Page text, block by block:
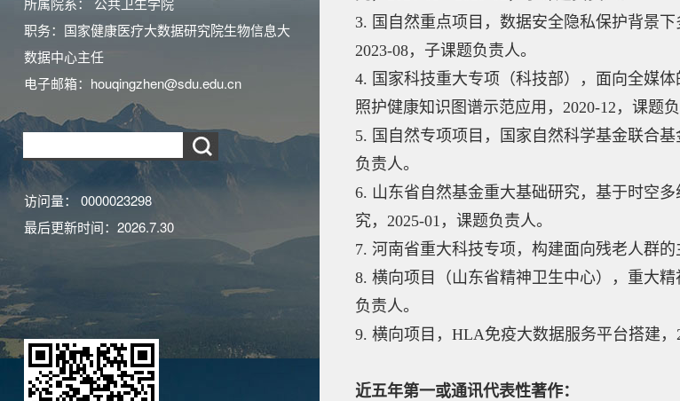
职务：国家健康医疗大数据研究院生物信息大
数据中心主任
电子邮箱： houqingzhen@sdu.edu.cn
访问量： 0000023298
最后更新时间： 2026.7.30
3. 国自然重点项目，数据安全隐私保护背景
2023-08，子课题负责人。
4. 国家科技重大专项（科技部），面向全媒
照护健康知识图谱示范应用，2020-12，课题负
5. 国自然专项项目，国家自然科学基金联合
负责人。
6. 山东省自然基金重大基础研究，基于时空
究，2025-01，课题负责人。
7. 河南省重大科技专项，构建面向残老人群
8. 横向项目（山东省精神卫生中心）， 重大精
负责人。
9. 横向项目， HLA免疫大数据服务平台搭建
近五年第一或通讯代表性著作：